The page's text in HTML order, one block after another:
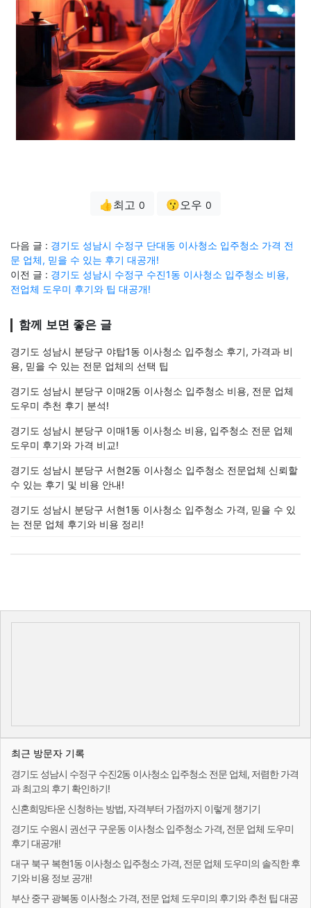
👍최고 0 😗오우 0
다음 글 : 경기도 성남시 수정구 단대동 이사청소 입주청소 가격 전
문 업체, 믿을 수 있는 후기 대공개!
이전 글 : 경기도 성남시 수정구 수진1동 이사청소 입주청소 비용,
전업체 도우미 후기와 팁 대공개!
함께 보면 좋은 글
경기도 성남시 분당구 야탑1동 이사청소 입주청소 후기, 가격과 비
용, 믿을 수 있는 전문 업체의 선택 팁
경기도 성남시 분당구 이매2동 이사청소 입주청소 비용, 전문 업체
도우미 추천 후기 분석!
경기도 성남시 분당구 이매1동 이사청소 비용, 입주청소 전문 업체
도우미 후기와 가격 비교!
경기도 성남시 분당구 서현2동 이사청소 입주청소 전문업체 신뢰할
수 있는 후기 및 비용 안내!
경기도 성남시 분당구 서현1동 이사청소 입주청소 가격, 믿을 수 있
는 전문 업체 후기와 비용 정리!
최근 방문자 기록
경기도 성남시 수정구 수진2동 이사청소 입주청소 전문 업체, 저렴한 가격
과 최고의 후기 확인하기!
신혼희망타운 신청하는 방법, 자격부터 가점까지 이렇게 챙기기
경기도 수원시 권선구 구운동 이사청소 입주청소 가격, 전문 업체 도우미
후기 대공개!
대구 북구 복현1동 이사청소 입주청소 가격, 전문 업체 도우미의 솔직한 후
기와 비용 정보 공개!
부산 중구 광복동 이사청소 가격, 전문 업체 도우미의 후기와 추천 팁 대공